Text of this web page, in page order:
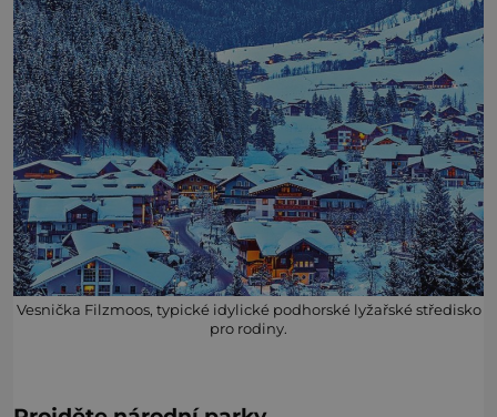
Vesnička Filzmoos, typické idylické podhorské lyžařské středisko
pro rodiny.